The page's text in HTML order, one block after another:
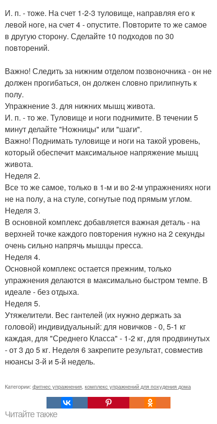
И. п. - тоже. На счет 1-2-3 туловище, направляя его к
левой ноге, на счет 4 - опустите. Повторите то же самое
в другую сторону. Сделайте 10 подходов по 30
повторений.
Важно! Следить за нижним отделом позвоночника - он не
должен прогибаться, он должен словно прилипнуть к
полу.
Упражнение 3. для нижних мышц живота.
И. п. - то же. Туловище и ноги поднимите. В течении 5
минут делайте "Ножницы" или "шаги".
Важно! Поднимать туловище и ноги на такой уровень,
который обеспечит максимальное напряжение мышц
живота.
Неделя 2.
Все то же самое, только в 1-м и во 2-м упражнениях ноги
не на полу, а на стуле, согнутые под прямым углом.
Неделя 3.
В основной комплекс добавляется важная деталь - на
верхней точке каждого повторения нужно на 2 секунды
очень сильно напрячь мышцы пресса.
Неделя 4.
Основной комплекс остается прежним, только
упражнения делаются в максимально быстром темпе. В
идеале - без отдыха.
Неделя 5.
Утяжелители. Вес гантелей (их нужно держать за
головой) индивидуальный: для новичков - 0, 5-1 кг
каждая, для "Среднего Класса" - 1-2 кг, для продвинутых
- от 3 до 5 кг. Неделя 6 закрепите результат, совместив
нюансы 3-й и 5-й недель.
Категории: фитнес упражнения комплекс упражнений для похудения дома
Читайте также